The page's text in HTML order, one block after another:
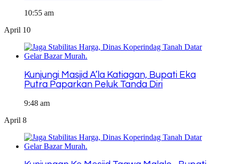
10:55 am
April 10
Kunjungi Masjid A’la Katiagan, Bupati Eka
Putra Paparkan Peluk Tanda Diri
9:48 am
April 8